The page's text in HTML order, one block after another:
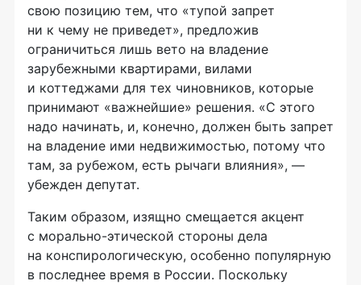
свою позицию тем, что «тупой запрет
ни к чему не приведет», предложив
ограничиться лишь вето на владение
зарубежными квартирами, вилами
и коттеджами для тех чиновников, которые
принимают «важнейшие» решения. «С этого
надо начинать, и, конечно, должен быть запрет
на владение ими недвижимостью, потому что
там, за рубежом, есть рычаги влияния», —
убежден депутат.
Таким образом, изящно смещается акцент
с морально-этической стороны дела
на конспирологическую, особенно популярную
в последнее время в России. Поскольку